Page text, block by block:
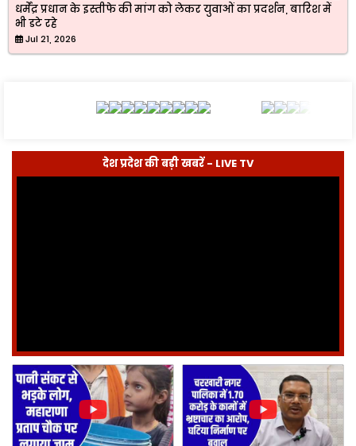
धर्मेंद्र प्रधान के इस्तीफे की मांग को लेकर युवाओं का प्रदर्शन, बारिश में
भी डटे रहे
Jul 21, 2026
देश प्रदेश की बड़ी खबरें - LIVE TV